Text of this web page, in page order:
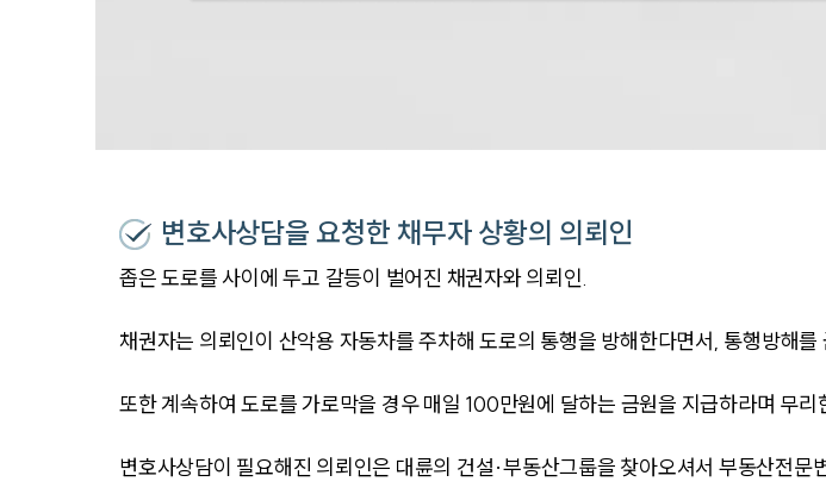
변호사상담을 요청한 채무자 상황의 의뢰인
좁은 도로를 사이에 두고 갈등이 벌어진 채권자와 의뢰인.
채권자는 의뢰인이 산악용 자동차를 주차해 도로의 통행을 방해한다면서, 통행방해
또한 계속하여 도로를 가로막을 경우 매일 100만원에 달하는 금원을 지급하라며 무리
변호사상담이 필요해진 의뢰인은 대륜의 건설·부동산그룹을 찾아오셔서 부동산전